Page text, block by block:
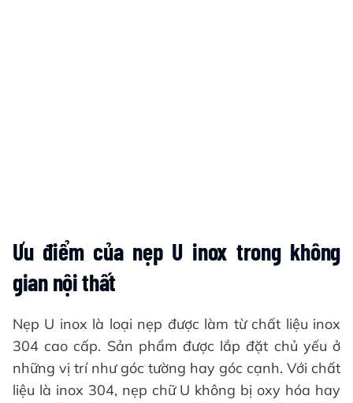
Ưu điểm của nẹp U inox trong không
gian nội thất
Nẹp U inox là loại nẹp được làm từ chất liệu inox
304 cao cấp. Sản phẩm được lắp đặt chủ yếu ở
những vị trí như góc tường hay góc cạnh. Với chất
liệu là inox 304, nẹp chữ U không bị oxy hóa hay